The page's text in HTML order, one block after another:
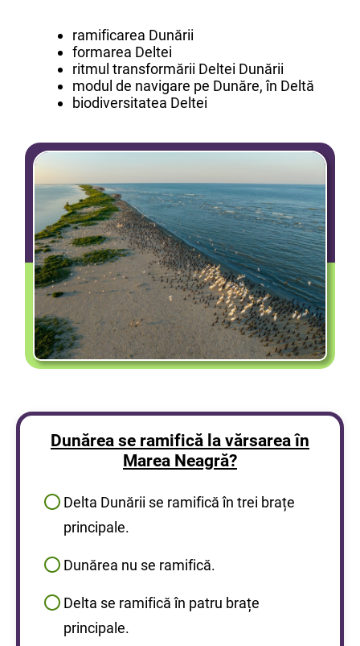
ramificarea Dunării
formarea Deltei
ritmul transformării Deltei Dunării
modul de navigare pe Dunăre, în Deltă
biodiversitatea Deltei
Dunărea se ramifică la vărsarea în
Marea Neagră?
Delta Dunării se ramifică în trei brațe
principale.
Dunărea nu se ramifică.
Delta se ramifică în patru brațe
principale.